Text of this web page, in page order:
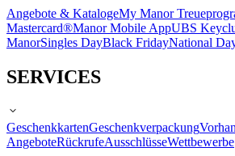
Angebote & KatalogeMy Manor
Mastercard®Manor Mobile AppUBS
ManorSingles DayBlack FridayNational
SERVICES
GeschenkkartenGeschenkverpackung
AngeboteRückrufeAusschlüsseWettbewerbe